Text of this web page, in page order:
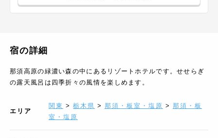
宿の詳細
那須高原の緑濃い森の中にあるリゾートホテルです。せせらぎ
の露天風呂は四季折々の風情を楽しめます。
エリア
関東 > 栃木県 > 那須・板室・塩原 > 那須・板
室・塩原